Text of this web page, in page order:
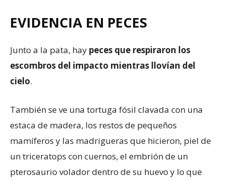
EVIDENCIA EN PECES
Junto a la pata, hay peces que respiraron los
escombros del impacto mientras llovían del
cielo.
También se ve una tortuga fósil clavada con una
estaca de madera, los restos de pequeños
mamíferos y las madrigueras que hicieron, piel de
un triceratops con cuernos, el embrión de un
pterosaurio volador dentro de su huevo y lo que